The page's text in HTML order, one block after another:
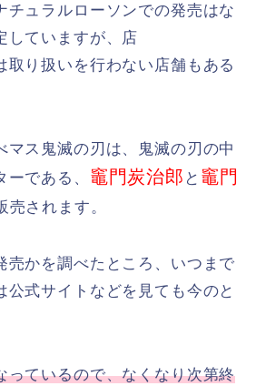
チュラルローソンでの発売はな
していますが、店
取り扱いを行わない店舗もある
マス鬼滅の刃は、鬼滅の刃の中
である、 竈門炭治郎 と 竈門
売されます。
売かを調べたところ、いつまで
公式サイトなどを見ても今のと
っているので、なくなり次第終